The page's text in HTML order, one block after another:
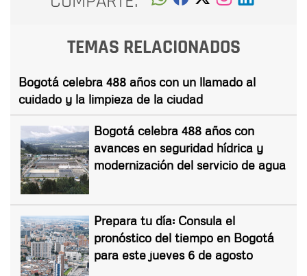
TEMAS RELACIONADOS
Bogotá celebra 488 años con un llamado al
cuidado y la limpieza de la ciudad
Bogotá celebra 488 años con
avances en seguridad hídrica y
modernización del servicio de agua
Prepara tu día: Consula el
pronóstico del tiempo en Bogotá
para este jueves 6 de agosto